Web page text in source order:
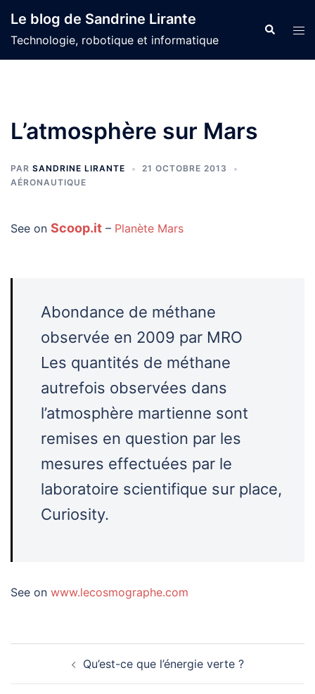
au
contenu
Le blog de Sandrine Lirante
Technologie, robotique et informatique
L’atmosphère sur Mars
PAR SANDRINE LIRANTE
21 OCTOBRE 2013
AÉRONAUTIQUE
See on Scoop.it – Planète Mars
Abondance de méthane
observée en 2009 par MRO
Les quantités de méthane
autrefois observées dans
l’atmosphère martienne sont
remises en question par les
mesures effectuées par le
laboratoire scientifique sur place,
Curiosity.
See on www.lecosmographe.com
d’article Qu’est-ce que l’énergie verte ?